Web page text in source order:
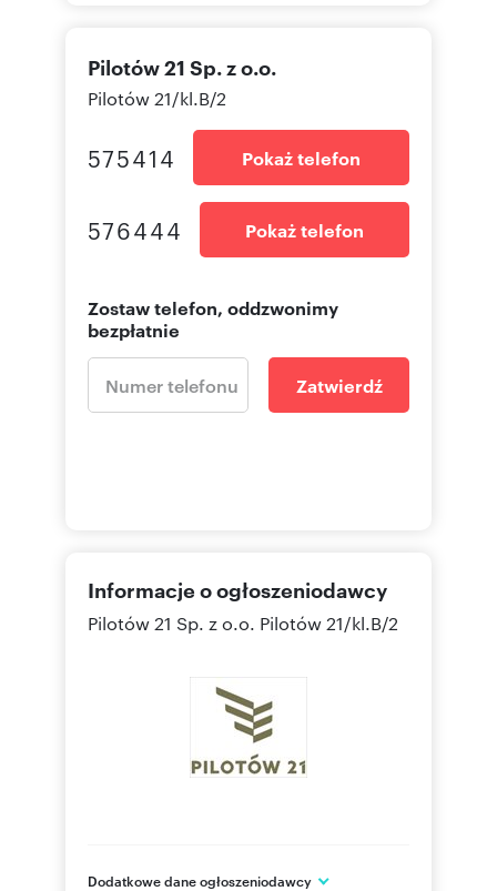
Pilotów 21 Sp. z o.o.
Pilotów 21/kl.B/2
575414 Pokaż telefon
576444 Pokaż telefon
Zostaw telefon, oddzwonimy
bezpłatnie
Zatwierdź
Informacje o ogłoszeniodawcy
Pilotów 21 Sp. z o.o. Pilotów 21/kl.B/2
Dodatkowe dane ogłoszeniodawcy